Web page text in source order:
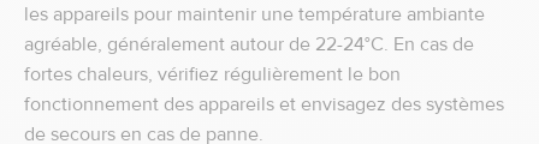
les appareils pour maintenir une température ambiante
agréable, généralement autour de 22-24°C. En cas de
fortes chaleurs, vérifiez régulièrement le bon
fonctionnement des appareils et envisagez des systèmes
de secours en cas de panne.